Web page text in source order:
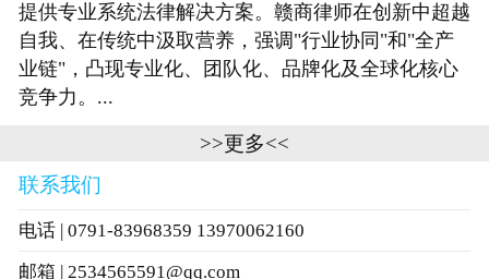
提供专业系统法律解决方案。赣商律师在创新中超越
自我、在传统中汲取营养，强调"行业协同"和"全产
业链"，凸现专业化、团队化、品牌化及全球化核心
竞争力。...
>>更多<<
联系我们
电话 | 0791-83968359 13970062160
邮箱 | 2534565591@qq.com